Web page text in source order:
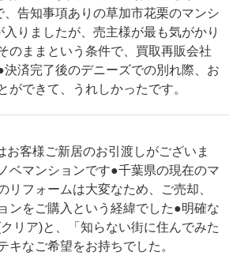
、告知事項ありの草加市花栗のマンシ
入りましたが、売主様が最も気がかり
のままという条件で、買取再販会社
済完了後のデニーズでの別れ際、お
ができて、うれしかったです。
お客様ご新居のお引渡しがございま
ベマンションです●千葉県の現在のマ
リフォームは大変なため、ご売却、
ンをご購入という経緯でした●明確な
リア)と、「知らない街に住んでみた
キなご希望をお持ちでした。